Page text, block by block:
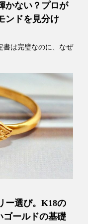
かない？プロが
ンドを見分け
書は完璧なのに、なぜ
ー選び。K18の
ゴールドの基礎